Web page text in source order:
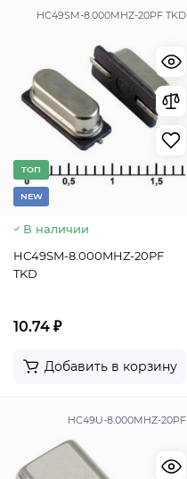
HC49SM-8.000MHZ-20PF TKD
TОП
NEW
В наличии
HC49SM-8.000MHZ-20PF
TKD
10.74 ₽
Добавить в корзину
HC49U-8.000MHZ-20PF